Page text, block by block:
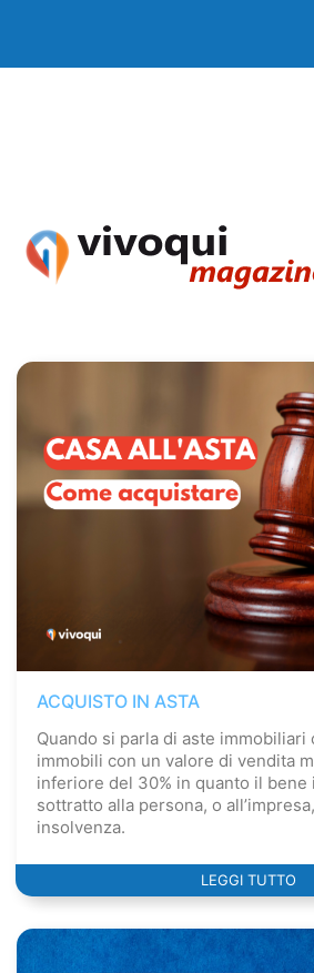
ACQUISTO IN ASTA
Quando si parla di aste immobiliari
immobili con un valore di vendita
inferiore del 30% in quanto il
sottratto alla persona, o
insolvenza.
LEGGI TUTTO